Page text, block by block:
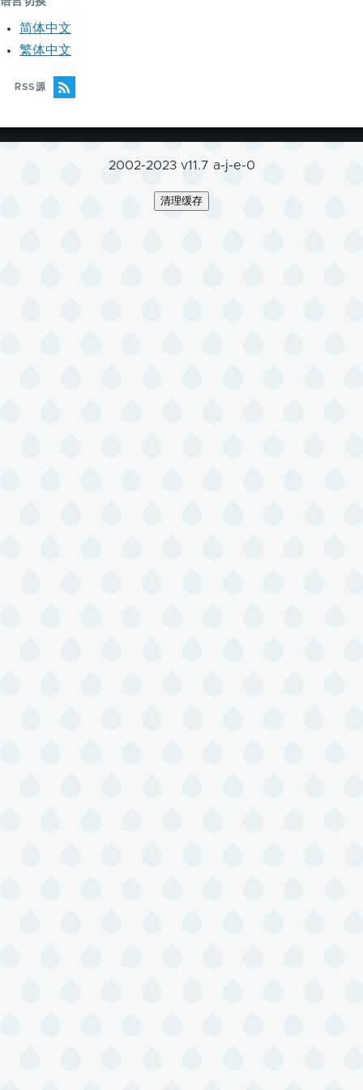
简体中文
繁体中文
RSS源
2002-2023 v11.7 a-j-e-0